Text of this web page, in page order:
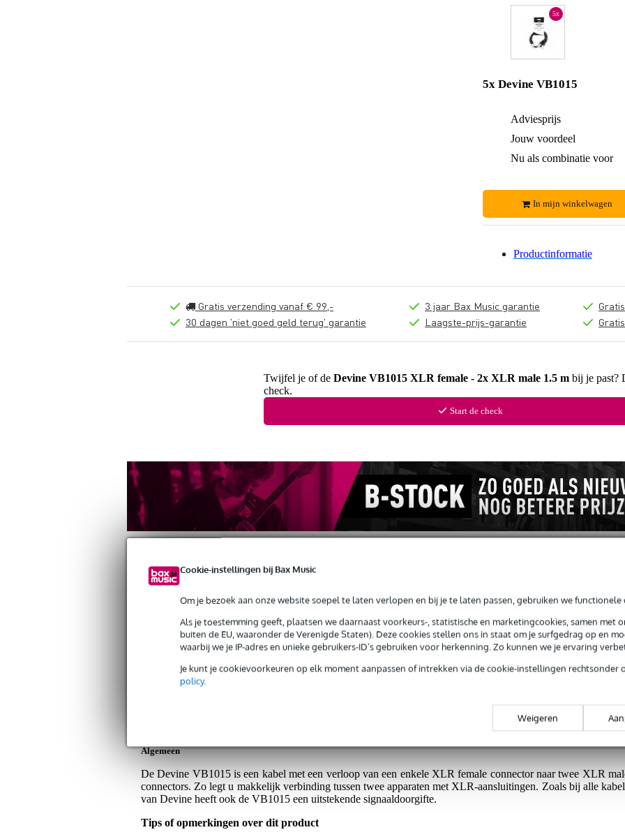
Cookie-instellingen bij Bax Music
Om je bezoek aan onze website soepel te laten verlopen en bij je te laten passen, gebruiken we functionele
Als je toestemming geeft, plaatsen we daarnaast voorkeurs-, statistische en marketingcookies, samen met
buiten de EU, waaronder de Verenigde Staten). Deze cookies stellen ons in staat om je surfgedrag op en
waarbij we je IP-adres en unieke gebruikers-ID’s gebruiken voor herkenning. Zo kunnen we je ervaring
Je kunt je cookievoorkeuren op elk moment aanpassen of intrekken via de cookie-instellingen rechtsonder
policy.
Weigeren
5x
5x Devine VB1015
Adviesprijs
Jouw voordeel
Nu als combinatie voor
In mijn winkelwagen
Productinformatie
Gratis verzending vanaf € 99,-
30 dagen 'niet goed geld terug' garantie
3 jaar Bax Music garantie
Laagste-prijs-garantie
Twijfel je of de Devine VB1015 XLR female - 2x XLR male 1.5 m bij je past?
check.
Start de check
Productinformatie Reviews(22) Downloads (1)
Devine VB1015 XLR female - 2x XLR male 1.5 m
9000-0012-7420
Servicebelofte
Algemeen
De Devine VB1015 is een kabel met een verloop van een enkele XLR female connector naar twee XLR
connectors. Zo legt u makkelijk verbinding tussen twee apparaten met XLR-aansluitingen. Zoals bij alle
van Devine heeft ook de VB1015 een uitstekende signaaldoorgifte.
Tips of opmerkingen over dit product